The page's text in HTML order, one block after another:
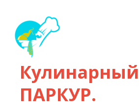
Кулинарный
ПАРКУР.